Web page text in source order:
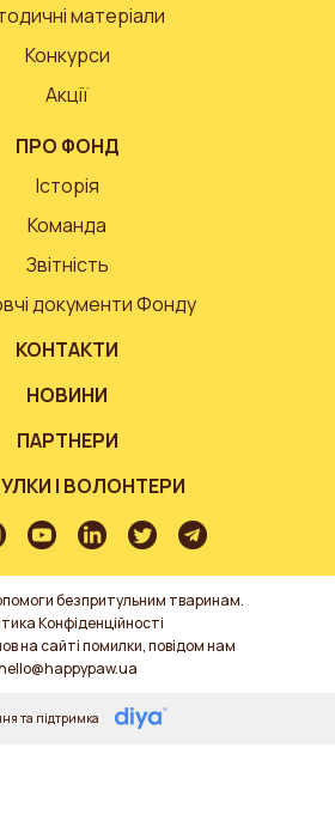
матеріали
Конкурси
Акції
ПРО ФОНД
Історія
Команда
Звітність
документи Фонду
КОНТАКТИ
НОВИНИ
ПАРТНЕРИ
І ВОЛОНТЕРИ
безпритульним тваринам.
Конфіденційності
на сайті помилки, повідом нам
та підтримка